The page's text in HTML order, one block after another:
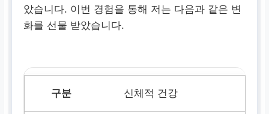
았습니다. 이번 경험을 통해 저는 다음과 같은 변
화를 선물 받았습니다.
신체적 건강